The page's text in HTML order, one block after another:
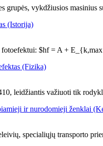
grupės, vykdžiusios
(Istorija)
fotoefektui: $hf = A +
(Fizika)
leidžiantis važiuoti tik
ir nurodomieji ženklai
specialiųjų transporto